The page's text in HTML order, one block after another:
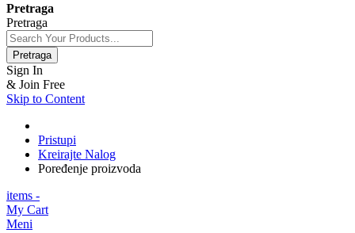
Pretraga
Pretraga
Pretraga
Sign In
& Join Free
Skip to Content
Pristupi
Kreirajte Nalog
Poređenje proizvoda
items -
My Cart
Meni